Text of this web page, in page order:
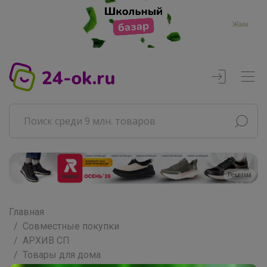
Жми
Реклама
Главная
Совместные покупки
АРХИВ СП
Товары для дома